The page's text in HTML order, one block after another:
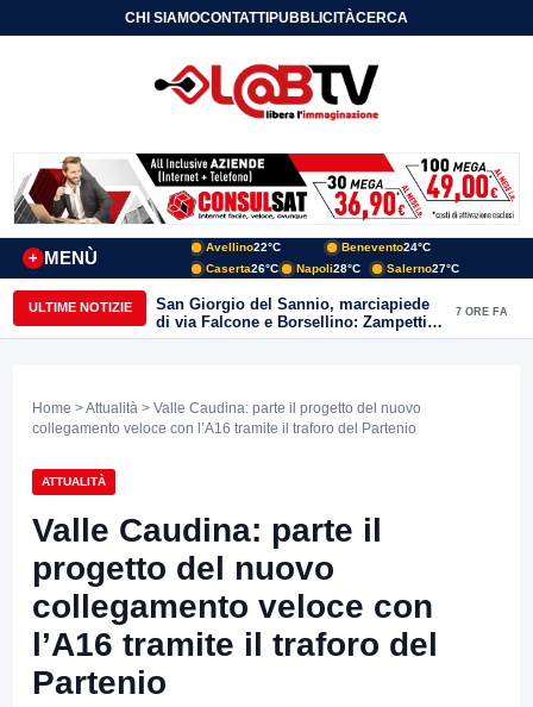
CHI SIAMOCONTATTIPUBBLICITÀCERCA
MENÙ
+
Avellino22°C Benevento24°C
Caserta26°C Napoli28°C Salerno27°C
ULTIME NOTIZIE
San Giorgio del Sannio, marciapiede
di via Falcone e Borsellino: Zampetti e
Lombardi replicano alle polemiche
7 ORE FA
Home >Attualità > Valle Caudina: parte il progetto del nuovo
collegamento veloce con l’A16 tramite il traforo del Partenio
ATTUALITÀ
Valle Caudina: parte il
progetto del nuovo
collegamento veloce con
l’A16 tramite il traforo del
Partenio